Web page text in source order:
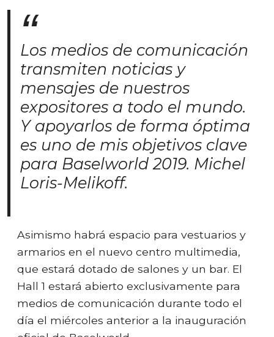
Los medios de comunicación
transmiten noticias y
mensajes de nuestros
expositores a todo el mundo.
Y apoyarlos de forma óptima
es uno de mis objetivos clave
para Baselworld 2019. Michel
Loris-Melikoff.
Asimismo habrá espacio para vestuarios y
armarios en el nuevo centro multimedia,
que estará dotado de salones y un bar. El
Hall 1 estará abierto exclusivamente para
medios de comunicación durante todo el
día el miércoles anterior a la inauguración